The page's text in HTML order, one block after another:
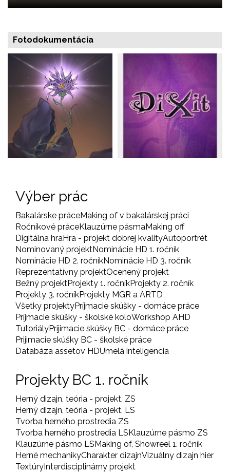
Fotodokumentácia
Výber prác
Bakalárske práceMaking of v bakalárskej práci
Ročníkové práceKlauzúrne pásmaMaking off
Digitálna hraHra - projekt dobrej kvalityAutoportrét
Nominovaný projektNominácie HD 1. ročník
Nominácie HD 2. ročníkNominácie HD 3. ročník
Reprezentatívny projektOcenený projekt
Bežný projektProjekty 1. ročníkProjekty 2. ročník
Projekty 3. ročníkProjekty MGR a ARTD
Všetky projektyPríjmacie skúšky - domáce práce
Príjmacie skúšky - školské koloWorkshop AHD
TutoriályPrijimacie skúšky BC - domáce práce
Prijimacie skúšky BC - školské práce
Databáza assetov HDUmelá inteligencia
Projekty BC 1. ročník
Herný dizajn, teória - projekt, ZS
Herný dizajn, teória - projekt, LS
Tvorba herného prostredia ZS
Tvorba herného prostredia LSKlauzúrne pásmo ZS
Klauzúrne pásmo LSMaking of, Showreel 1. ročník
Herné mechanikyCharakter dizajnVizuálny dizajn hier
TextúryInterdisciplinárny projekt